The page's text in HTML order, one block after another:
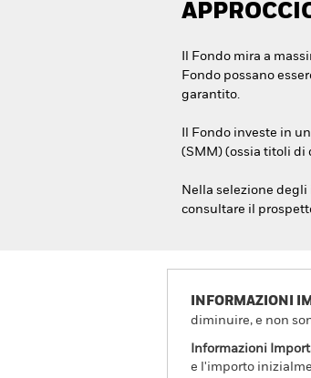
Il Fondo mira a
Fondo possano
garantito.
Il Fondo investe in
(SMM) (ossia titoli di
Nella selezione
consultare il
INFORMAZIONI
diminuire, e non
Informazioni
e l'importo